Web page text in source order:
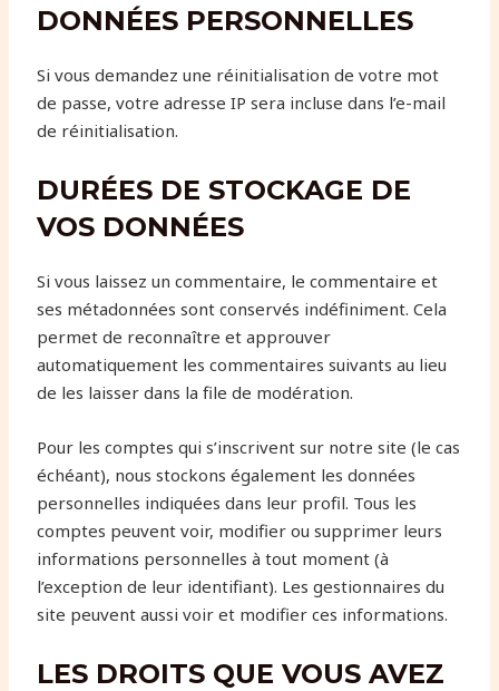
DONNÉES PERSONNELLES
Si vous demandez une réinitialisation de votre mot
de passe, votre adresse IP sera incluse dans l’e-mail
de réinitialisation.
DURÉES DE STOCKAGE DE
VOS DONNÉES
Si vous laissez un commentaire, le commentaire et
ses métadonnées sont conservés indéfiniment. Cela
permet de reconnaître et approuver
automatiquement les commentaires suivants au lieu
de les laisser dans la file de modération.
Pour les comptes qui s’inscrivent sur notre site (le cas
échéant), nous stockons également les données
personnelles indiquées dans leur profil. Tous les
comptes peuvent voir, modifier ou supprimer leurs
informations personnelles à tout moment (à
l’exception de leur identifiant). Les gestionnaires du
site peuvent aussi voir et modifier ces informations.
LES DROITS QUE VOUS AVEZ